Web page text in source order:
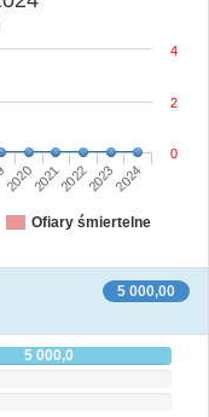
20202021202220232024
0
2
4
Ofiary śmiertelne
5 000,00
5 000,0